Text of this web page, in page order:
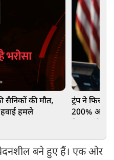
सैनिकों की मौत,
हमले
ट्रंप ने फिर
200%
बने हुए हैं। एक ओर